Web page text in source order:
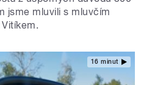
jsme mluvili s mluvčím
16 minut